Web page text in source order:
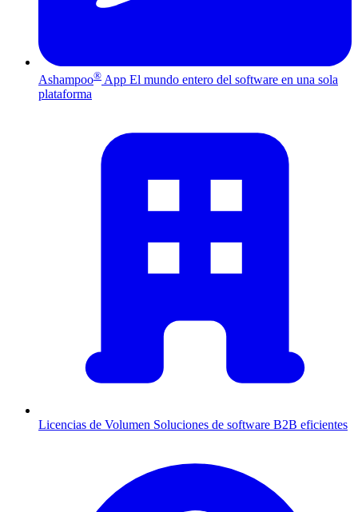
Ashampoo® App El mundo entero del software en una sola
plataforma
Licencias de Volumen Soluciones de software B2B eficientes